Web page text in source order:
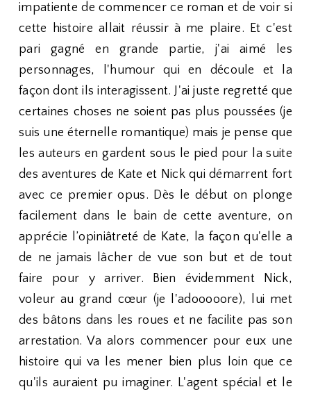
impatiente de commencer ce roman et de voir si
cette histoire allait réussir à me plaire. Et c'est
pari gagné en grande partie, j'ai aimé les
personnages, l'humour qui en découle et la
façon dont ils interagissent. J'ai juste regretté que
certaines choses ne soient pas plus poussées (je
suis une éternelle romantique) mais je pense que
les auteurs en gardent sous le pied pour la suite
des aventures de Kate et Nick qui démarrent fort
avec ce premier opus. Dès le début on plonge
facilement dans le bain de cette aventure, on
apprécie l’opiniâtreté de Kate, la façon qu'elle a
de ne jamais lâcher de vue son but et de tout
faire pour y arriver. Bien évidemment Nick,
voleur au grand cœur (je l'adooooore), lui met
des bâtons dans les roues et ne facilite pas son
arrestation. Va alors commencer pour eux une
histoire qui va les mener bien plus loin que ce
qu'ils auraient pu imaginer. L'agent spécial et le